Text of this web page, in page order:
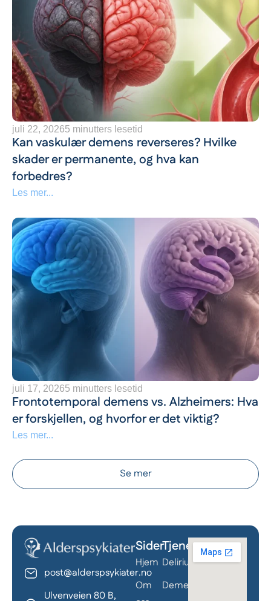
juli 22, 20265 minutters lesetid
Kan vaskulær demens reverseres? Hvilke
skader er permanente, og hva kan
forbedres?
Les mer...
juli 17, 20265 minutters lesetid
Frontotemporal demens vs. Alzheimers: Hva
er forskjellen, og hvorfor er det viktig?
Les mer...
Se mer
post@alderspsykiater.no
Ulvenveien 80 B,
Sider
Hjem
Om
Tjenester
Delirium
Demens
Behandle ditt samtykke
For å gi best mulig opplevelse bruker vi
informasjonskapsler for å lagre eller få tilgang til
enhetsdata. Å nekte samtykke kan begrense enkelte